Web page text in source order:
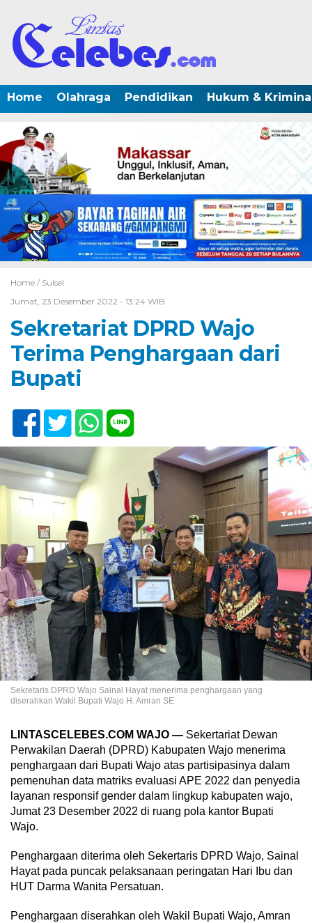
Home Olahraga Pendidikan Hukum &
Home / Sulsel
Jumat, 23 Desember 2022 - 13:24 WIB
Sekretariat DPRD Wajo
Terima Penghargaan dari
Bupati
Sekretaris DPRD Wajo Sainal Hayat menerima penghargaan yang
diserahkan Wakil Bupati Wajo H. Amran SE
LINTASCELEBES.COM WAJO — Sekertariat Dewan
Perwakilan Daerah (DPRD) Kabupaten Wajo menerima
penghargaan dari Bupati Wajo atas partisipasinya dalam
pemenuhan data matriks evaluasi APE 2022 dan penyedia
layanan responsif gender dalam lingkup kabupaten wajo,
Jumat 23 Desember 2022 di ruang pola kantor Bupati
Wajo.
Penghargaan diterima oleh Sekertaris DPRD Wajo, Sainal
Hayat pada puncak pelaksanaan peringatan Hari Ibu dan
HUT Darma Wanita Persatuan.
Penghargaan diserahkan oleh Wakil Bupati Wajo, Amran